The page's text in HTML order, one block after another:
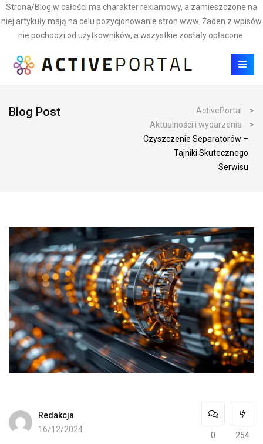
Strona/Blog w całości ma charakter reklamowy, a zamieszczone na
niej artykuły mają na celu pozycjonowanie stron www. Żaden z wpisów
nie pochodzi od użytkowników, a wszystkie zostały opłacone.
Blog Post ActivePortal
>
Aktualności i wydarzenia
>
Czyszczenie Separatorów –
Tajniki Skutecznego
Serwisu
Redakcja
16/12/2024
0 254